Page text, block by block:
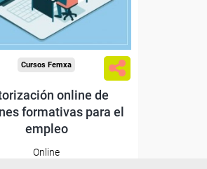
Compra segura
Cursos Femxa
online de
formativas para el
empleo
Online